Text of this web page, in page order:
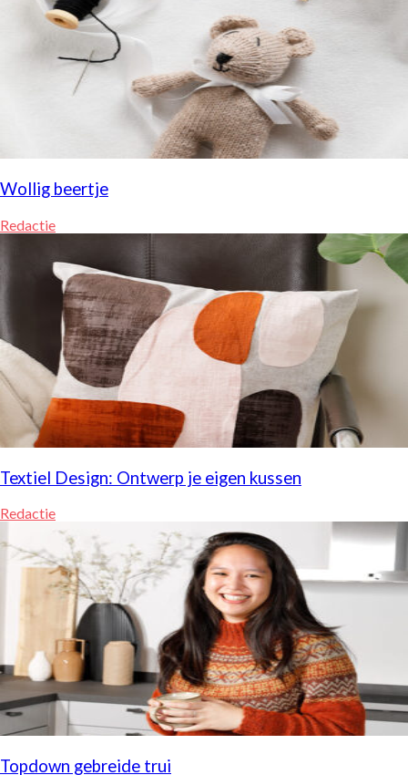
Wollig beertje
Redactie
Textiel Design: Ontwerp je eigen kussen
Redactie
Topdown gebreide trui